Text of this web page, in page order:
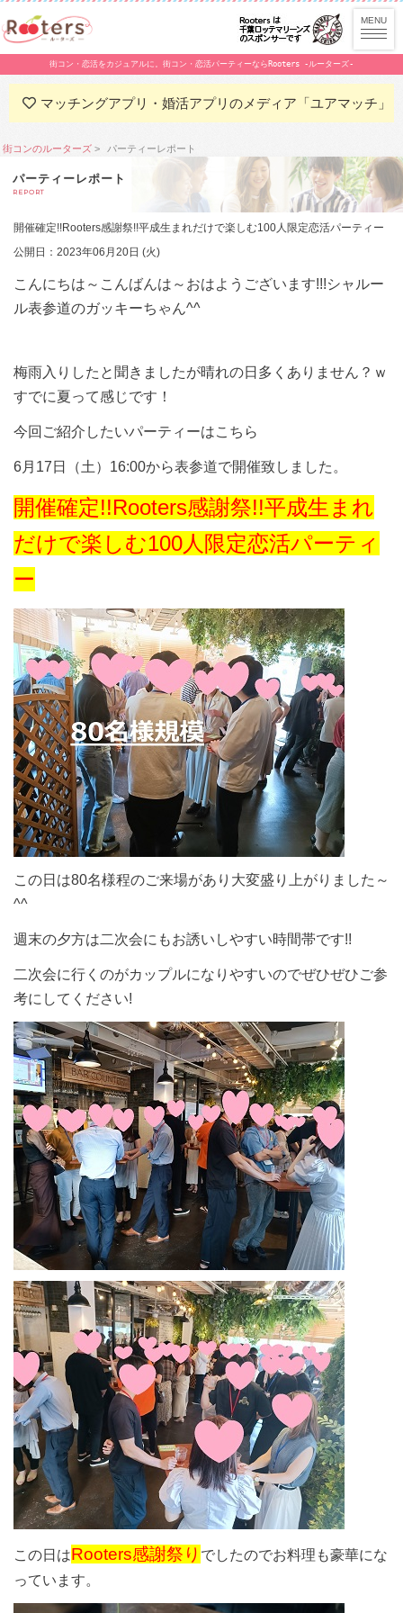
街コン・恋活をカジュアルに。街コン・恋活パーティーならRooters -ルーターズ-
マッチングアプリ・婚活アプリのメディア「ユアマッチ」
街コンのルーターズ パーティーレポート
パーティーレポート
REPORT
開催確定!!Rooters感謝祭!!平成生まれだけで楽しむ100人限定恋活パーティー
公開日：2023年06月20日 (火)
こんにちは～こんばんは～おはようございます!!!シャルー
ル表参道のガッキーちゃん^^
梅雨入りしたと聞きましたが晴れの日多くありません？ｗ
すでに夏って感じです！
今回ご紹介したいパーティーはこちら
6月17日（土）16:00から表参道で開催致しました。
開催確定!!Rooters感謝祭!!平成生まれ
だけで楽しむ100人限定恋活パーティ
ー
この日は80名様程のご来場があり大変盛り上がりました～
^^
週末の夕方は二次会にもお誘いしやすい時間帯です!!
二次会に行くのがカップルになりやすいのでぜひぜひご参
考にしてください!
この日はRooters感謝祭り でしたのでお料理も豪華にな
っています。